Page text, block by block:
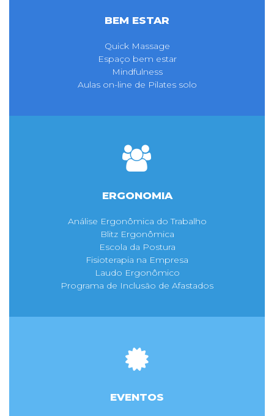
BEM ESTAR
Quick Massage
Espaço bem estar
Mindfulness
Aulas on-line de Pilates solo
ERGONOMIA
Análise Ergonômica do Trabalho
Blitz Ergonômica
Escola da Postura
Fisioterapia na Empresa
Laudo Ergonômico
Programa de Inclusão de Afastados
EVENTOS